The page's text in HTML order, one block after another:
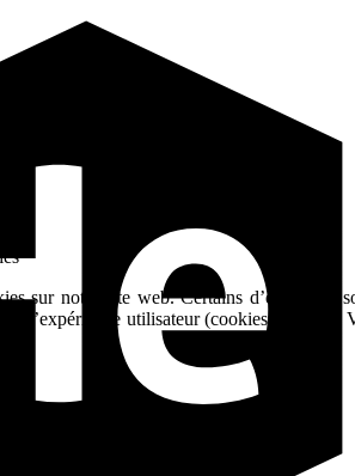
sur notre site web. Certains d’entre eux
et l’expérience utilisateur (cookies